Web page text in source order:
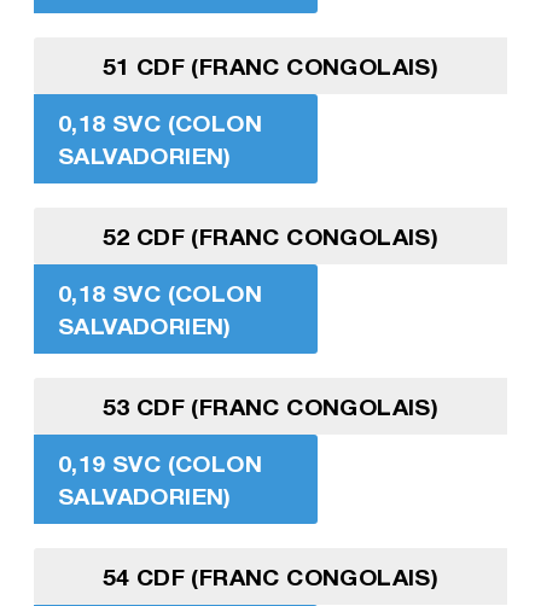
51 CDF (FRANC CONGOLAIS)
0,18 SVC (COLON
SALVADORIEN)
52 CDF (FRANC CONGOLAIS)
0,18 SVC (COLON
SALVADORIEN)
53 CDF (FRANC CONGOLAIS)
0,19 SVC (COLON
SALVADORIEN)
54 CDF (FRANC CONGOLAIS)